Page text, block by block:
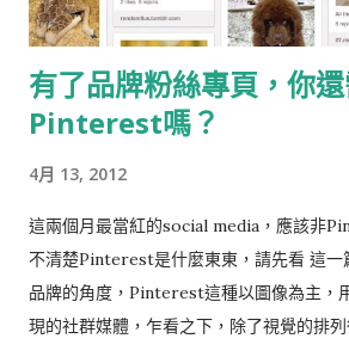
有了品牌粉絲專頁，你
Pinterest嗎？
4月 13, 2012
這兩個月最當紅的social media，應該非
不清楚Pinterest是什麼東東，請先看 這
品牌的角度，Pinterest這種以圖像為主，
現的社群媒體，乍看之下，除了視覺的排